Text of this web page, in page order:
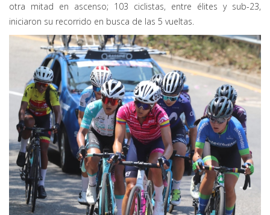
otra mitad en ascenso; 103 ciclistas, entre élites y sub-23,
iniciaron su recorrido en busca de las 5 vueltas.